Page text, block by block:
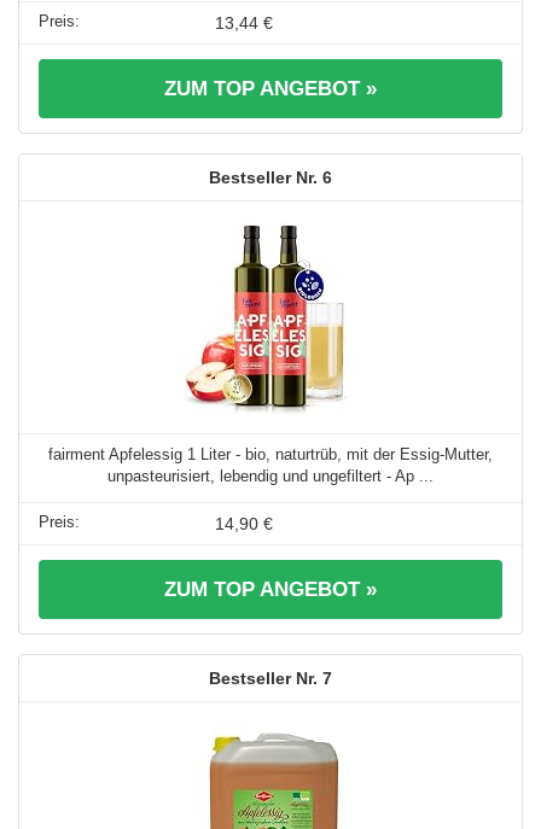
13,44 €
ZUM TOP ANGEBOT »
6
fairment Apfelessig 1 Liter - bio, naturtrüb, mit der Essig-Mutter,
unpasteurisiert, lebendig und ungefiltert - Ap ...
14,90 €
ZUM TOP ANGEBOT »
7